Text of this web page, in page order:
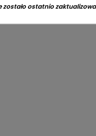
zostało ostatnio